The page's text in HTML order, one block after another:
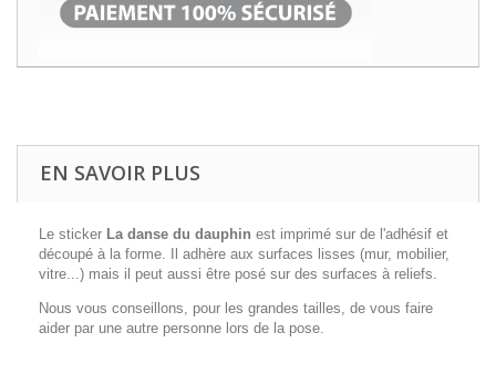
EN SAVOIR PLUS
Le sticker La danse du dauphin est imprimé sur de l'adhésif et
découpé à la forme. Il adhère aux surfaces lisses (mur, mobilier,
vitre...) mais il peut aussi être posé sur des surfaces à reliefs.
Nous vous conseillons, pour les grandes tailles, de vous faire
aider par une autre personne lors de la pose.